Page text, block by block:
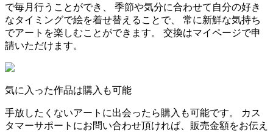
で毎月行うことができ、 季節や気分に合わせて自分の好き
なタイミングで絵を着せ替えることで、 常に新鮮な気持ち
でアートを楽しむことができます。 交換はマイページで申
請いただけます。
気に入った作品は購入も可能
手放したくないアートに出会ったら購入も可能です。 カス
タマーサポートにお問い合わせ頂ければ、販売金額をお伝え